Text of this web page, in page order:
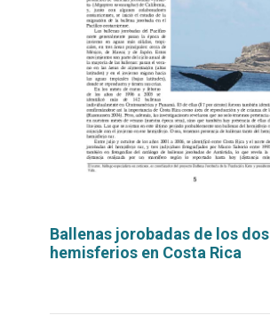
Ballenas jorobadas de los dos
hemisferios en Costa Rica